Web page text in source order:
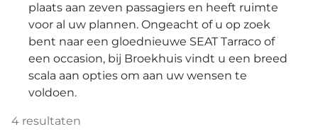
plaats aan zeven passagiers en heeft ruimte
voor al uw plannen. Ongeacht of u op zoek
bent naar een gloednieuwe SEAT Tarraco of
een occasion, bij Broekhuis vindt u een breed
scala aan opties om aan uw wensen te
voldoen.
4 resultaten